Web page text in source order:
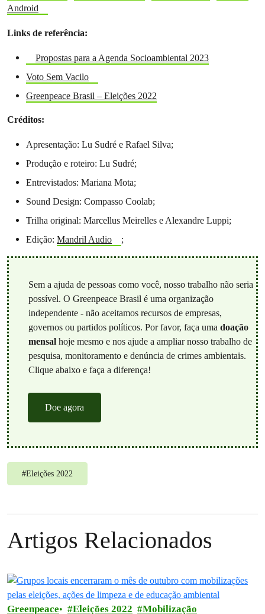
Android
Links de referência:
Propostas para a Agenda Socioambiental 2023
Voto Sem Vacilo
Greenpeace Brasil – Eleições 2022
Créditos:
Apresentação: Lu Sudré e Rafael Silva;
Produção e roteiro: Lu Sudré;
Entrevistados: Mariana Mota;
Sound Design: Compasso Coolab;
Trilha original: Marcellus Meirelles e Alexandre Luppi;
Edição: Mandril Audio ;
Sem a ajuda de pessoas como você, nosso trabalho não seria
possível. O Greenpeace Brasil é uma organização
independente - não aceitamos recursos de empresas,
governos ou partidos políticos. Por favor, faça uma doação
mensalhoje mesmo e nos ajude a ampliar nosso trabalho de
pesquisa, monitoramento e denúncia de crimes ambientais.
Clique abaixo e faça a diferença!
Doe agora
#Eleições 2022
Artigos Relacionados
Greenpeace Eleições 2022 Mobilização